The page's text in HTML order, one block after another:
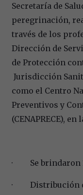
Secretaría de
peregrinación,
través de los
Dirección de
de Protección
Jurisdicción
como el Centro
Preventivos y
(CENAPRECE), en
· Se brindaron
· Distribución